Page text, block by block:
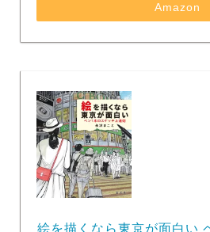
Amazon
絵を描くなら東京が面白い